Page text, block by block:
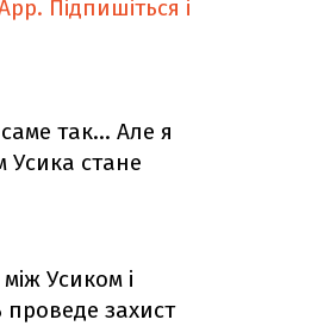
Підпишіться і
так... Але я
стане
Усиком і
проведе захист